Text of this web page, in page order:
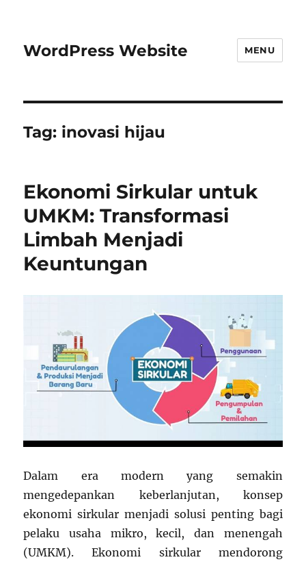
WordPress Website MENU
Tag: inovasi hijau
Ekonomi Sirkular untuk
UMKM: Transformasi
Limbah Menjadi
Keuntungan
Dalam era modern yang semakin
mengedepankan keberlanjutan, konsep
ekonomi sirkular menjadi solusi penting bagi
pelaku usaha mikro, kecil, dan menengah
(UMKM). Ekonomi sirkular mendorong